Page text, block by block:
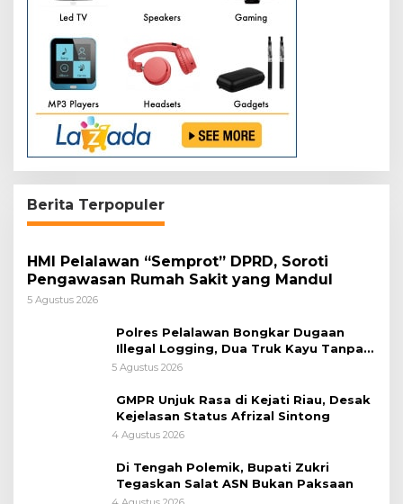
Berita Terpopuler
HMI Pelalawan “Semprot” DPRD, Soroti
Pengawasan Rumah Sakit yang Mandul
5 Agustus 2026
Polres Pelalawan Bongkar Dugaan
Illegal Logging, Dua Truk Kayu Tanpa
Dokumen Diamankan
5 Agustus 2026
GMPR Unjuk Rasa di Kejati Riau, Desak
Kejelasan Status Afrizal Sintong
4 Agustus 2026
Di Tengah Polemik, Bupati Zukri
Tegaskan Salat ASN Bukan Paksaan